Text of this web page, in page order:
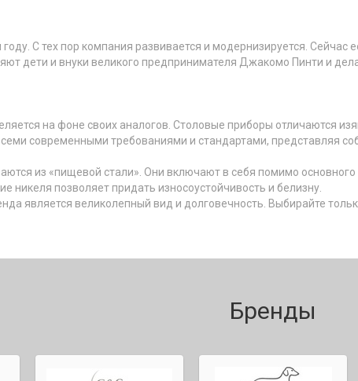
С тех пор компания развивается и модернизируется. Сейчас
дети и внуки великого предпринимателя Джакомо Пинти и
на фоне своих аналогов. Столовые приборы отличаются
современными требованиями и стандартами, представляя
из «пищевой стали». Они включают в себя помимо
никеля позволяет придать износоустойчивость и белизну.
является великолепный вид и долговечность. Выбирайте
Бренды